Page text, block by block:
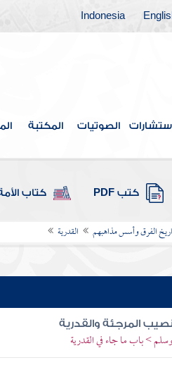
Indonesia
الصوتيات المكتبة
كتب PDF كتاب
الفرق وأسس مذاهبهم القدرية
المرجئة والقدرية
> باب ما جاء في القدرية